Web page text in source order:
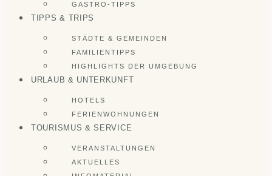
GASTRO-TIPPS
TIPPS & TRIPS
STÄDTE & GEMEINDEN
FAMILIENTIPPS
HIGHLIGHTS DER UMGEBUNG
URLAUB & UNTERKUNFT
HOTELS
FERIENWOHNUNGEN
TOURISMUS & SERVICE
VERANSTALTUNGEN
AKTUELLES